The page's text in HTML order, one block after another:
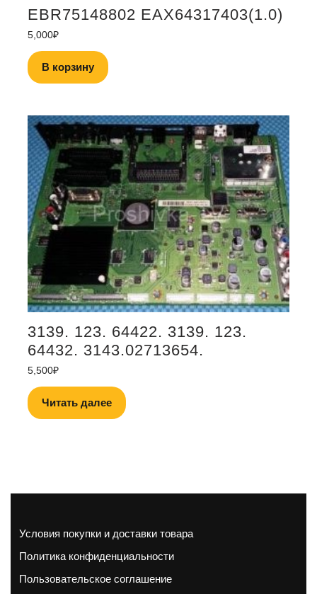
EBR75148802 EAX64317403(1.0)
5,000₽
В корзину
3139. 123. 64422. 3139. 123.
64432. 3143.02713654.
5,500₽
Читать далее
Условия покупки и доставки товара
Политика конфиденциальности
Пользовательское соглашение